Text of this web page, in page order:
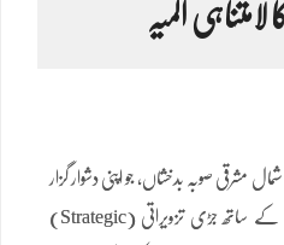
المیہ
مشرقی صوبہ بدخشاں، جو اپنی دشوار گزار
پہاڑیوں، چین، تاجکستان اور پاکستان کے ساتھ جڑی تزویراتی (Strategic)